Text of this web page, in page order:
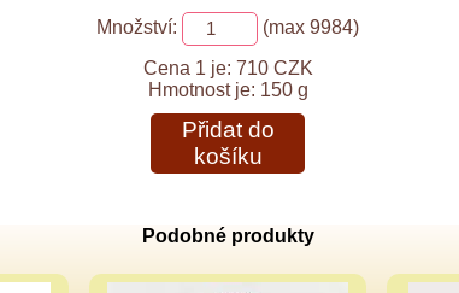
Množství:
(max 9984)
Cena 1 je: 710 CZK
Hmotnost je: 150 g
Přidat do
košíku
Podobné produkty